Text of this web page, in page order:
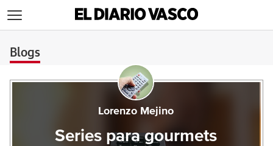
Blogs
Lorenzo Mejino
Series para gourmets